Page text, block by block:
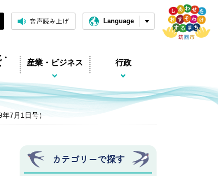
音声読み上げ Language
産業・ビジネス 行政
7月1日号）
カテゴリーで探す